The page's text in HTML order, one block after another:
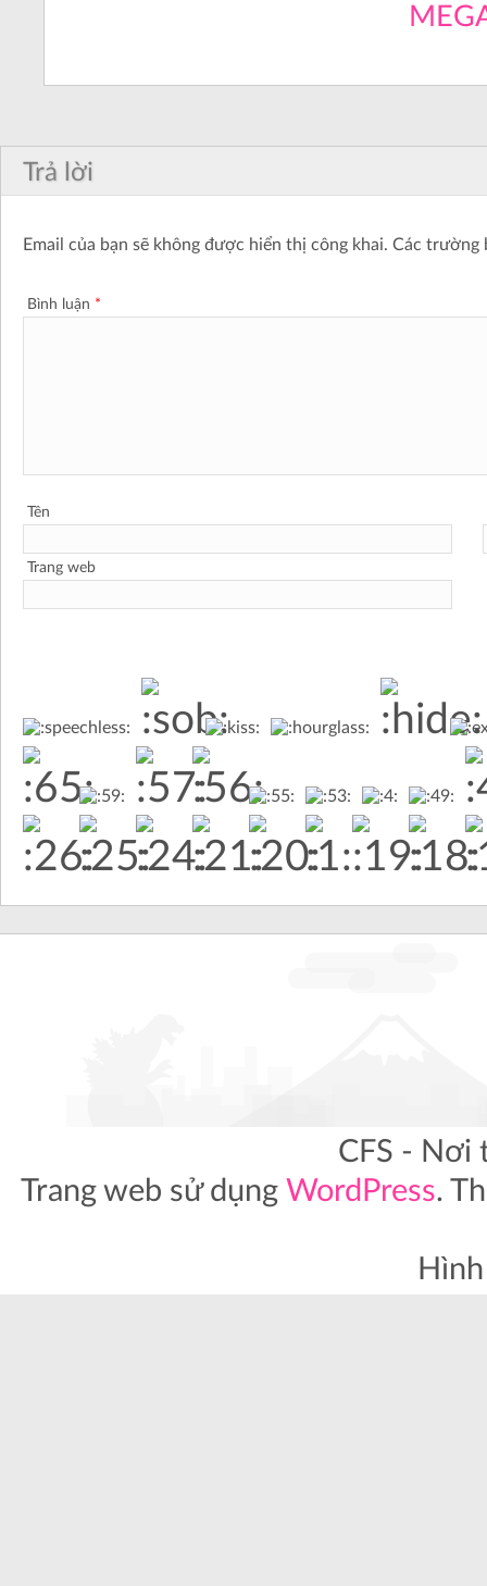
Trả lời
Email của bạn sẽ không được hiển thị công khai. Các trường
Bình luận *
Tên
Trang web
CFS - Nơi
Trang web sử dụngWordPress.